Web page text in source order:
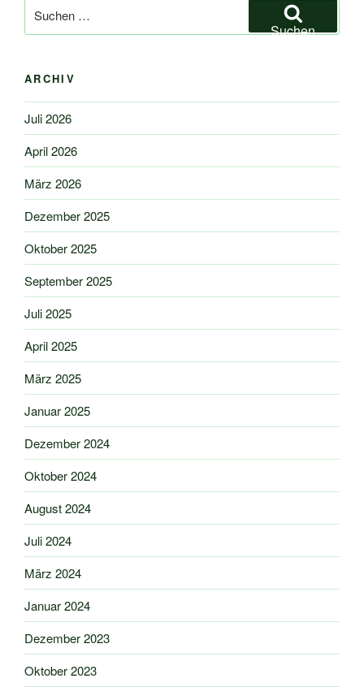
nach:
Suchen
ARCHIV
Juli 2026
April 2026
März 2026
Dezember 2025
Oktober 2025
September 2025
Juli 2025
April 2025
März 2025
Januar 2025
Dezember 2024
Oktober 2024
August 2024
Juli 2024
März 2024
Januar 2024
Dezember 2023
Oktober 2023